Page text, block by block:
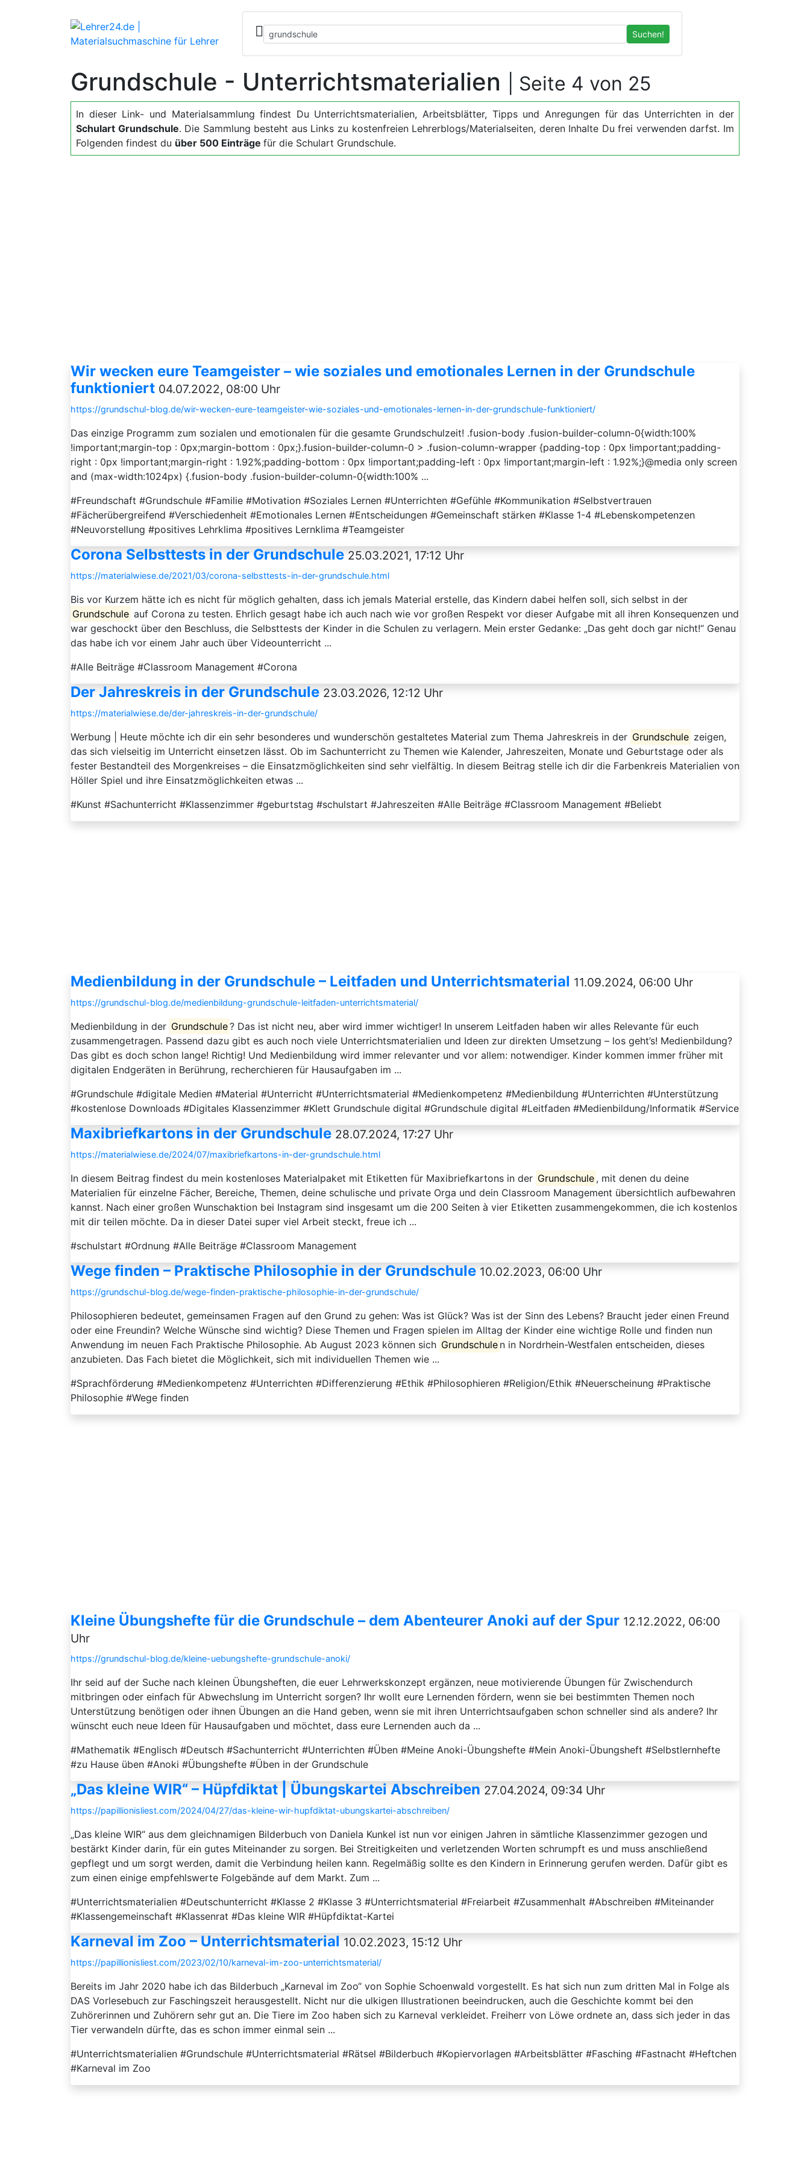
Suchen!
Grundschule - Unterrichtsmaterialien | Seite 4 von 25
In dieser Link- und Materialsammlung findest Du Unterrichtsmaterialien, Arbeitsblätter, Tipps und Anregungen für das Unterrichten in der
Schulart Grundschule. Die Sammlung besteht aus Links zu kostenfreien Lehrerblogs/Materialseiten, deren Inhalte Du frei verwenden darfst. Im
Folgenden findest du über 500 Einträge für die Schulart Grundschule.
Wir wecken eure Teamgeister – wie soziales und emotionales Lernen in der Grundschule
funktioniert 04.07.2022, 08:00 Uhr
https://grundschul-blog.de/wir-wecken-eure-teamgeister-wie-soziales-und-emotionales-lernen-in-der-grundschule-funktioniert/
Das einzige Programm zum sozialen und emotionalen für die gesamte Grundschulzeit! .fusion-body .fusion-builder-column-0{width:100%
!important;margin-top : 0px;margin-bottom : 0px;}.fusion-builder-column-0 > .fusion-column-wrapper {padding-top : 0px !important;padding-
right : 0px !important;margin-right : 1.92%;padding-bottom : 0px !important;padding-left : 0px !important;margin-left : 1.92%;}@media only screen
and (max-width:1024px) {.fusion-body .fusion-builder-column-0{width:100% ...
#Freundschaft #Grundschule #Familie #Motivation #Soziales Lernen #Unterrichten #Gefühle #Kommunikation #Selbstvertrauen
#Fächerübergreifend #Verschiedenheit #Emotionales Lernen #Entscheidungen #Gemeinschaft stärken #Klasse 1-4 #Lebenskompetenzen
#Neuvorstellung #positives Lehrklima #positives Lernklima #Teamgeister
Corona Selbsttests in der Grundschule 25.03.2021, 17:12 Uhr
https://materialwiese.de/2021/03/corona-selbsttests-in-der-grundschule.html
Bis vor Kurzem hätte ich es nicht für möglich gehalten, dass ich jemals Material erstelle, das Kindern dabei helfen soll, sich selbst in der
Grundschule auf Corona zu testen. Ehrlich gesagt habe ich auch nach wie vor großen Respekt vor dieser Aufgabe mit all ihren Konsequenzen und
war geschockt über den Beschluss, die Selbsttests der Kinder in die Schulen zu verlagern. Mein erster Gedanke: „Das geht doch gar nicht!“ Genau
das habe ich vor einem Jahr auch über Videounterricht ...
#Alle Beiträge #Classroom Management #Corona
Der Jahreskreis in der Grundschule 23.03.2026, 12:12 Uhr
https://materialwiese.de/der-jahreskreis-in-der-grundschule/
Werbung | Heute möchte ich dir ein sehr besonderes und wunderschön gestaltetes Material zum Thema Jahreskreis in der Grundschule zeigen,
das sich vielseitig im Unterricht einsetzen lässt. Ob im Sachunterricht zu Themen wie Kalender, Jahreszeiten, Monate und Geburtstage oder als
fester Bestandteil des Morgenkreises – die Einsatzmöglichkeiten sind sehr vielfältig. In diesem Beitrag stelle ich dir die Farbenkreis Materialien von
Höller Spiel und ihre Einsatzmöglichkeiten etwas ...
#Kunst #Sachunterricht #Klassenzimmer #geburtstag #schulstart #Jahreszeiten #Alle Beiträge #Classroom Management #Beliebt
Medienbildung in der Grundschule – Leitfaden und Unterrichtsmaterial 11.09.2024, 06:00 Uhr
https://grundschul-blog.de/medienbildung-grundschule-leitfaden-unterrichtsmaterial/
Medienbildung in der Grundschule? Das ist nicht neu, aber wird immer wichtiger! In unserem Leitfaden haben wir alles Relevante für euch
zusammengetragen. Passend dazu gibt es auch noch viele Unterrichtsmaterialien und Ideen zur direkten Umsetzung – los geht’s! Medienbildung?
Das gibt es doch schon lange! Richtig! Und Medienbildung wird immer relevanter und vor allem: notwendiger. Kinder kommen immer früher mit
digitalen Endgeräten in Berührung, recherchieren für Hausaufgaben im ...
#Grundschule #digitale Medien #Material #Unterricht #Unterrichtsmaterial #Medienkompetenz #Medienbildung #Unterrichten #Unterstützung
#kostenlose Downloads #Digitales Klassenzimmer #Klett Grundschule digital #Grundschule digital #Leitfaden #Medienbildung/Informatik #Service
Maxibriefkartons in der Grundschule 28.07.2024, 17:27 Uhr
https://materialwiese.de/2024/07/maxibriefkartons-in-der-grundschule.html
In diesem Beitrag findest du mein kostenloses Materialpaket mit Etiketten für Maxibriefkartons in der Grundschule , mit denen du deine
Materialien für einzelne Fächer, Bereiche, Themen, deine schulische und private Orga und dein Classroom Management übersichtlich aufbewahren
kannst. Nach einer großen Wunschaktion bei Instagram sind insgesamt um die 200 Seiten à vier Etiketten zusammengekommen, die ich kostenlos
mit dir teilen möchte. Da in dieser Datei super viel Arbeit steckt, freue ich ...
#schulstart #Ordnung #Alle Beiträge #Classroom Management
Wege finden – Praktische Philosophie in der Grundschule 10.02.2023, 06:00 Uhr
https://grundschul-blog.de/wege-finden-praktische-philosophie-in-der-grundschule/
Philosophieren bedeutet, gemeinsamen Fragen auf den Grund zu gehen: Was ist Glück? Was ist der Sinn des Lebens? Braucht jeder einen Freund
oder eine Freundin? Welche Wünsche sind wichtig? Diese Themen und Fragen spielen im Alltag der Kinder eine wichtige Rolle und finden nun
Anwendung im neuen Fach Praktische Philosophie. Ab August 2023 können sich Grundschule n in Nordrhein-Westfalen entscheiden, dieses
anzubieten. Das Fach bietet die Möglichkeit, sich mit individuellen Themen wie ...
#Sprachförderung #Medienkompetenz #Unterrichten #Differenzierung #Ethik #Philosophieren #Religion/Ethik #Neuerscheinung #Praktische
Philosophie #Wege finden
Kleine Übungshefte für die Grundschule – dem Abenteurer Anoki auf der Spur 12.12.2022, 06:00
Uhr
https://grundschul-blog.de/kleine-uebungshefte-grundschule-anoki/
Ihr seid auf der Suche nach kleinen Übungsheften, die euer Lehrwerkskonzept ergänzen, neue motivierende Übungen für Zwischendurch
mitbringen oder einfach für Abwechslung im Unterricht sorgen? Ihr wollt eure Lernenden fördern, wenn sie bei bestimmten Themen noch
Unterstützung benötigen oder ihnen Übungen an die Hand geben, wenn sie mit ihren Unterrichtsaufgaben schon schneller sind als andere? Ihr
wünscht euch neue Ideen für Hausaufgaben und möchtet, dass eure Lernenden auch da ...
#Mathematik #Englisch #Deutsch #Sachunterricht #Unterrichten #Üben #Meine Anoki-Übungshefte #Mein Anoki-Übungsheft #Selbstlernhefte
#zu Hause üben #Anoki #Übungshefte #Üben in der Grundschule
„Das kleine WIR“ – Hüpfdiktat | Übungskartei Abschreiben 27.04.2024, 09:34 Uhr
https://papillionisliest.com/2024/04/27/das-kleine-wir-hupfdiktat-ubungskartei-abschreiben/
„Das kleine WIR“ aus dem gleichnamigen Bilderbuch von Daniela Kunkel ist nun vor einigen Jahren in sämtliche Klassenzimmer gezogen und
bestärkt Kinder darin, für ein gutes Miteinander zu sorgen. Bei Streitigkeiten und verletzenden Worten schrumpft es und muss anschließend
gepflegt und um sorgt werden, damit die Verbindung heilen kann. Regelmäßig sollte es den Kindern in Erinnerung gerufen werden. Dafür gibt es
zum einen einige empfehlswerte Folgebände auf dem Markt. Zum ...
#Unterrichtsmaterialien #Deutschunterricht #Klasse 2 #Klasse 3 #Unterrichtsmaterial #Freiarbeit #Zusammenhalt #Abschreiben #Miteinander
#Klassengemeinschaft #Klassenrat #Das kleine WIR #Hüpfdiktat-Kartei
Karneval im Zoo – Unterrichtsmaterial 10.02.2023, 15:12 Uhr
https://papillionisliest.com/2023/02/10/karneval-im-zoo-unterrichtsmaterial/
Bereits im Jahr 2020 habe ich das Bilderbuch „Karneval im Zoo“ von Sophie Schoenwald vorgestellt. Es hat sich nun zum dritten Mal in Folge als
DAS Vorlesebuch zur Faschingszeit herausgestellt. Nicht nur die ulkigen Illustrationen beeindrucken, auch die Geschichte kommt bei den
Zuhörerinnen und Zuhörern sehr gut an. Die Tiere im Zoo haben sich zu Karneval verkleidet. Freiherr von Löwe ordnete an, dass sich jeder in das
Tier verwandeln dürfte, das es schon immer einmal sein ...
#Unterrichtsmaterialien #Grundschule #Unterrichtsmaterial #Rätsel #Bilderbuch #Kopiervorlagen #Arbeitsblätter #Fasching #Fastnacht #Heftchen
#Karneval im Zoo